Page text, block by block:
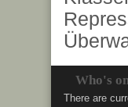
Who's
There are